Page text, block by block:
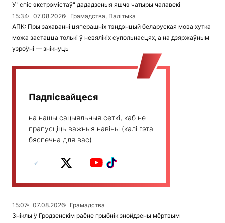
У "спіс экстрэмістаў" дададзеныя яшчэ чатыры чалавекі
15:34
07.08.2026
Грамадства, Палітыка
АПК: Пры захаванні цяперашніх тэндэнцый беларуская мова хутка
можа застацца толькі ў невялікіх супольнасцях, а на дзяржаўным
узроўні — знікнуць
Падпісвайцеся
на нашы сацыяльныя сеткі, каб не
прапусціць важныя навіны (калі гэта
бяспечна для вас)
15:07 07.08.2026
Грамадства
Зніклы ў Гродзенскім раёне грыбнік знойдзены мёртвым